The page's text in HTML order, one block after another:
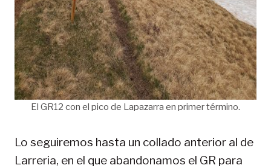
El GR12 con el pico de Lapazarra en primer término.
Lo seguiremos hasta un collado anterior al de
Larreria, en el que abandonamos el GR para